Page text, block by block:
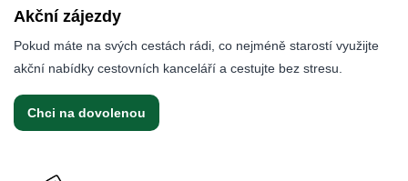
Akční zájezdy
Pokud máte na svých cestách rádi, co nejméně starostí využijte
akční nabídky cestovních kanceláří a cestujte bez stresu.
Chci na dovolenou